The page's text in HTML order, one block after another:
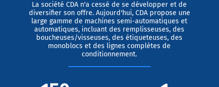
La société CDA n'a cessé de se développer et de
diversifier son offre. Aujourd'hui, CDA propose une
large gamme de machines semi-automatiques et
automatiques, incluant des remplisseuses, des
boucheuses/visseuses, des étiqueteuses, des
monoblocs et des lignes complètes de
conditionnement.